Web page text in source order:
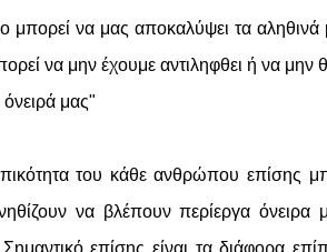
μπορεί να μας αποκαλύψει τα
να μην έχουμε αντιληφθει ή να μην
μας"
του κάθε ανθρώπου επίσης
να βλέπουν περίεργα όνειρα
επίσης είναι τα διάφορα